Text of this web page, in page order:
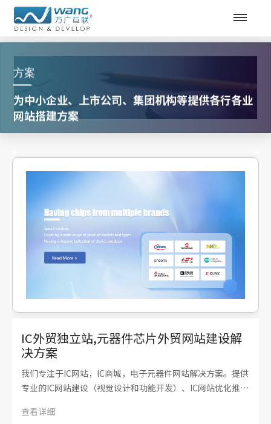
方案
为中小企业、上市公司、集团机构等提供各行各业
网站搭建方案
IC外贸独立站,元器件芯片外贸网站建设解
决方案
我们专注于IC网站，IC商城，电子元器件网站解决方案。提供
专业的IC网站建设（视觉设计和功能开发）、IC网站优化推广
独立网站按照其功能可以分为展示型网站和营销型网站，是企
查看详细